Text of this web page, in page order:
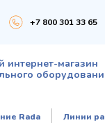
+7 800 301 33 65
магазин
Rada Линии